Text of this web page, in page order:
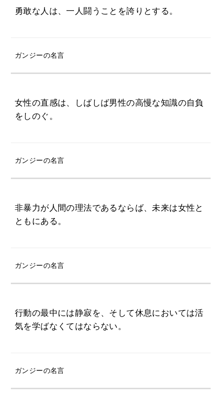
勇敢な人は、一人闘うことを誇りとする。
ガンジーの名言
女性の直感は、しばしば男性の高慢な知識の自負
をしのぐ。
ガンジーの名言
非暴力が人間の理法であるならば、未来は女性と
ともにある。
ガンジーの名言
行動の最中には静寂を、そして休息においては活
気を学ばなくてはならない。
ガンジーの名言